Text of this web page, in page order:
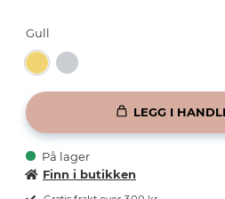
Gull
LEGG I
På lager
Finn i butikken